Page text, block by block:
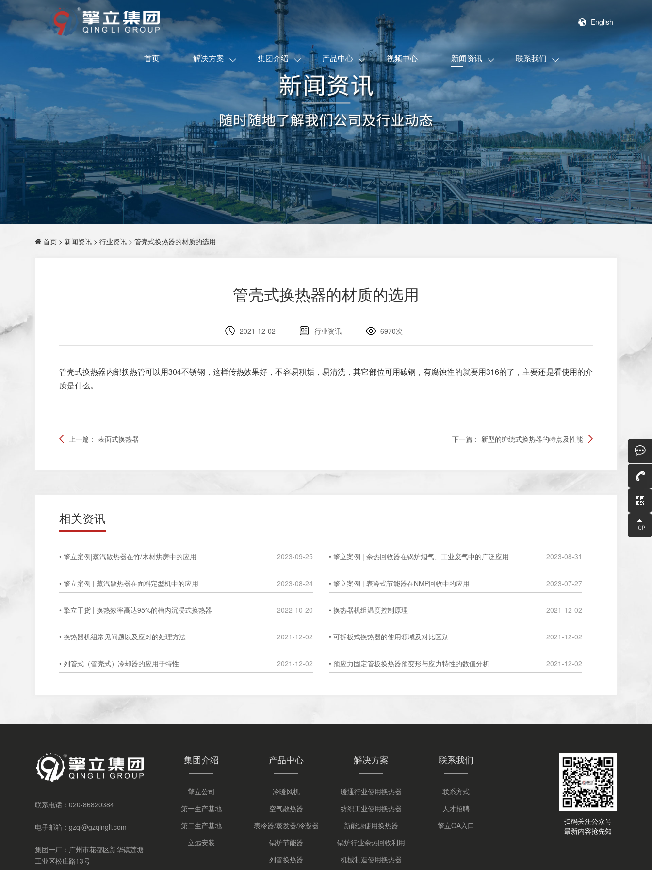
English
首页 解决方案 集团介绍 产品中心 视频中心 新闻资讯 联系我们
首页 > 新闻资讯 > 行业资讯 > 管壳式换热器的材质的选用
管壳式换热器的材质的选用
2021-12-02 行业资讯 6970次
管壳式换热器内部换热管可以用304不锈钢，这样传热效果好，不容易积垢，易清洗，其它部位可用碳钢，有腐蚀性的就要用316的了，主要还是看使用的介
质是什么。
上一篇： 表面式换热器 下一篇： 新型的缠绕式换热器的特点及性能
相关资讯
• 擎立案例|蒸汽散热器在竹/木材烘房中的应用 2023-09-25 • 擎立案例 | 余热回收器在锅炉烟气、工业废气中的广泛应用 2023-08-31
• 擎立案例 | 蒸汽散热器在面料定型机中的应用 2023-08-24 • 擎立案例 | 表冷式节能器在NMP回收中的应用 2023-07-27
• 擎立干货 | 换热效率高达95%的槽内沉浸式换热器 2022-10-20 • 换热器机组温度控制原理 2021-12-02
• 换热器机组常见问题以及应对的处理方法 2021-12-02 • 可拆板式换热器的使用领域及对比区别 2021-12-02
• 列管式（管壳式）冷却器的应用于特性 2021-12-02 • 预应力固定管板换热器预变形与应力特性的数值分析 2021-12-02
联系电话： 020-86820384
电子邮箱： gzql@gzqingli.com
集团一厂：广州市花都区新华镇莲塘
工业区松庄路13号
集团介绍
擎立公司
第一生产基地
第二生产基地
立远安装
产品中心
冷暖风机
空气散热器
表冷器/蒸发器/冷凝器
锅炉节能器
列管换热器
解决方案
暖通行业使用换热器
纺织工业使用换热器
新能源使用换热器
锅炉行业余热回收利用
机械制造使用换热器
联系我们
联系方式
人才招聘
擎立OA入口
扫码关注公众号
最新内容抢先知